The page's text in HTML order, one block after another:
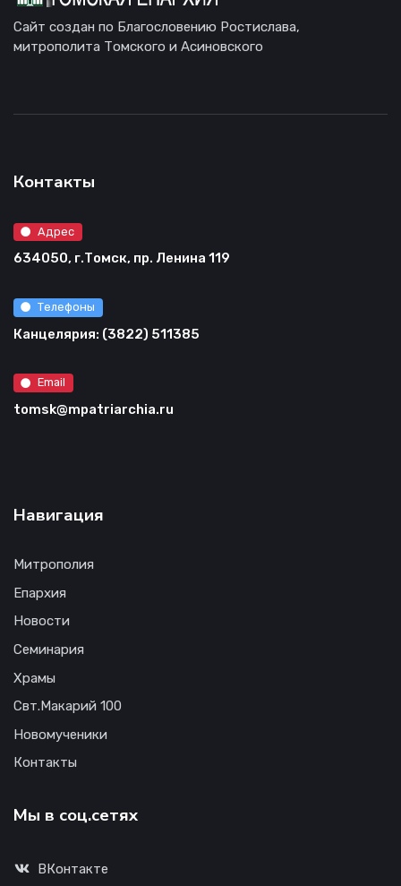
Сайт создан по Благословению Ростислава,
митрополита Томского и Асиновского
Контакты
Адрес
634050, г.Томск, пр. Ленина 119
Телефоны
Канцелярия: (3822) 511385
Email
tomsk@mpatriarchia.ru
Навигация
Митрополия
Епархия
Новости
Семинария
Храмы
Свт.Макарий 100
Новомученики
Контакты
Мы в соц.сетях
ВКонтакте